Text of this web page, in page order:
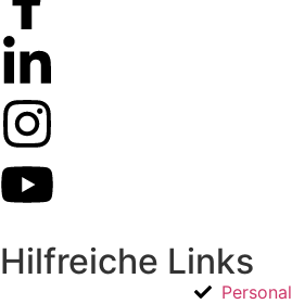
Hilfreiche Links
Personal